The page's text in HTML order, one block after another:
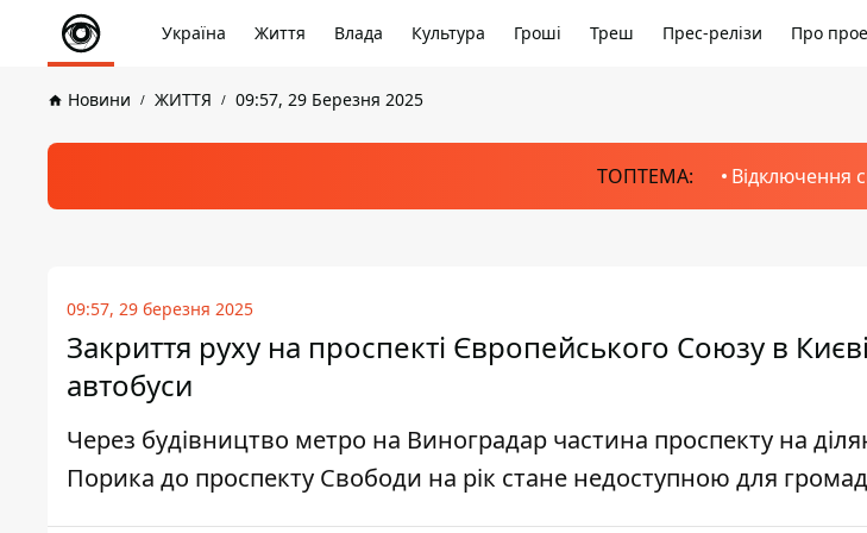
Україна Життя Влада Культура Гроші Треш Прес-релізи Про
Новини ЖИТТЯ 09:57, 29 Березня 2025
ТОПТЕМА: Відключення
09:57, 29 березня 2025
Закриття руху на проспекті Європейського Союзу в
автобуси
Через будівництво метро на Виноградар частина проспекту на
Порика до проспекту Свободи на рік стане недоступною для